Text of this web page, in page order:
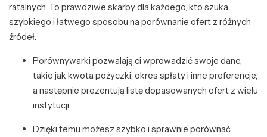
ratalnych. To prawdziwe skarby dla każdego, kto szuka
szybkiego i łatwego sposobu na porównanie ofert z różnych
źródeł.
Porównywarki pozwalają ci wprowadzić swoje dane,
takie jak kwota pożyczki, okres spłaty i inne preferencje,
a następnie prezentują listę dopasowanych ofert z wielu
instytucji.
Dzięki temu możesz szybko i sprawnie porównać